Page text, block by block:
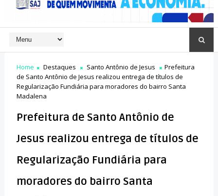
Home Destaques Santo Antônio de Jesus
Prefeitura
de Santo Antônio de Jesus realizou entrega de títulos de
Regularização Fundiária para moradores do bairro Santa
Madalena
Prefeitura de Santo Antônio de
Jesus realizou entrega de títulos de
Regularização Fundiária para
moradores do bairro Santa